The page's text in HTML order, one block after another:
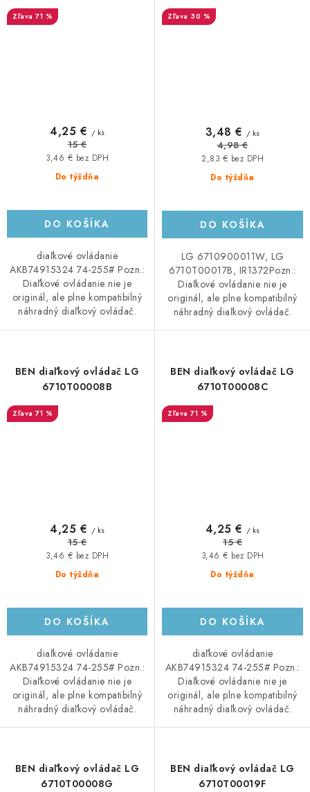
71 %
Do týždňa
3,46 € bez DPH
4,25 € / ks
15 €
DO KOŠÍKA
diaľkové ovládanie
AKB74915324 74-255# Pozn.:
Diaľkové ovládanie nie je
originál, ale plne kompatibilný
náhradný diaľkový ovládač.
30 %
Do týždňa
2,83 € bez DPH
3,48 € / ks
4,98 €
DO KOŠÍKA
LG 6710900011W, LG
6710T00017B, IR1372Pozn.:
Diaľkové ovládanie nie je
originál, ale plne kompatibilný
náhradný diaľkový ovládač.
BEN diaľkový ovládač LG
6710T00008B
71 %
Do týždňa
3,46 € bez DPH
4,25 € / ks
15 €
DO KOŠÍKA
diaľkové ovládanie
AKB74915324 74-255# Pozn.:
Diaľkové ovládanie nie je
originál, ale plne kompatibilný
náhradný diaľkový ovládač.
BEN diaľkový ovládač LG
6710T00008C
71 %
Do týždňa
3,46 € bez DPH
4,25 € / ks
15 €
DO KOŠÍKA
diaľkové ovládanie
AKB74915324 74-255# Pozn.:
Diaľkové ovládanie nie je
originál, ale plne kompatibilný
náhradný diaľkový ovládač.
BEN diaľkový ovládač LG
6710T00008G
BEN diaľkový ovládač LG
6710T00019F